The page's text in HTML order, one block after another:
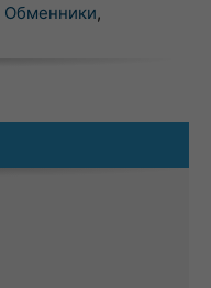
Обменники,